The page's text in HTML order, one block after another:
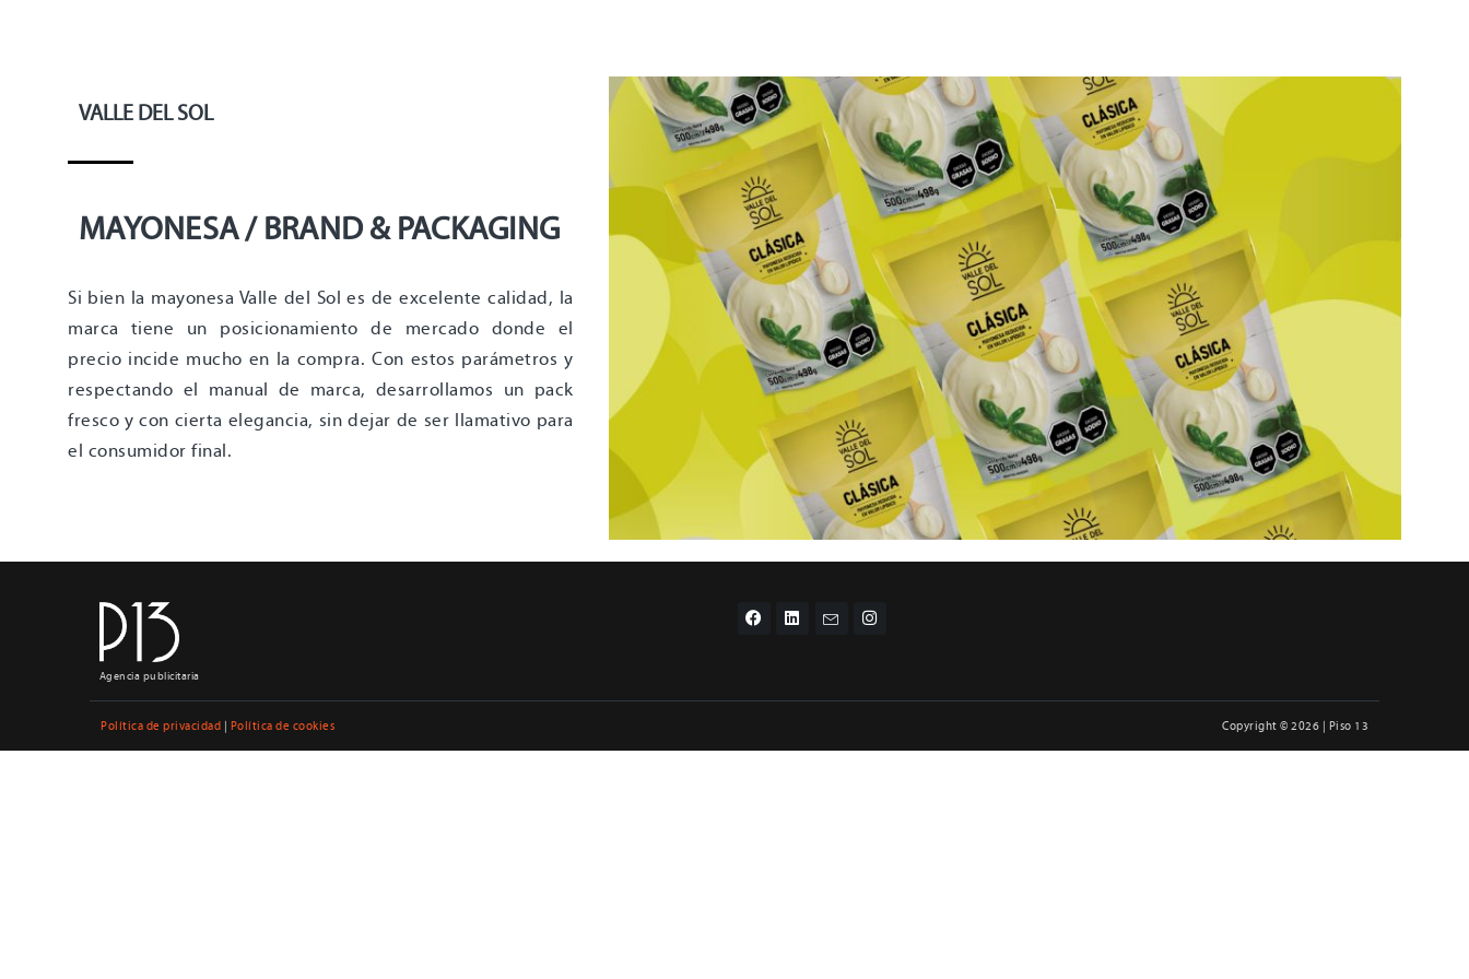
VALLE DEL SOL
MAYONESA / BRAND & PACKAGING
Si bien la mayonesa Valle del Sol es de excelente calidad, la
marca tiene un posicionamiento de mercado donde el
precio incide mucho en la compra. Con estos parámetros y
respectando el manual de marca, desarrollamos un pack
fresco y con cierta elegancia, sin dejar de ser llamativo para
el consumidor final.
Agencia publicitaria
Política de privacidad | Política de cookies Copyright © 2026 | Piso 13